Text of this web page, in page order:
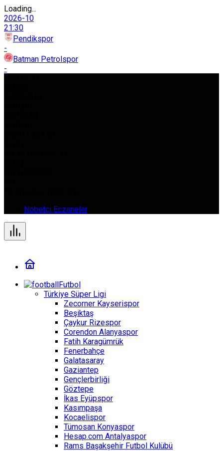
Loading...
2026-10
21:30
Pendikspor
-
Batman Petrolspor
-
Nöbetçi Eczaneler
Futbol
Türkiye Süper Ligi
Zecorner Kayserispor
Beşiktaş
Çaykur Rizespor
Corendon Alanyaspor
Fatih Karagümrük
Fenerbahçe
Galatasaray
Gaziantep
Gençlerbirliği
Göztepe
İkas Eyüpspor
Kasımpaşa
Kocaelispor
Tümosan Konyaspor
Hesap.com Antalyaspor
Rams Başakşehir Futbol Kulübü